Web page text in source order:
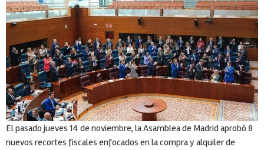
El pasado jueves 14 de noviembre, la Asamblea de Madrid aprobó 8
nuevos recortes fiscales enfocados en la compra y alquiler de